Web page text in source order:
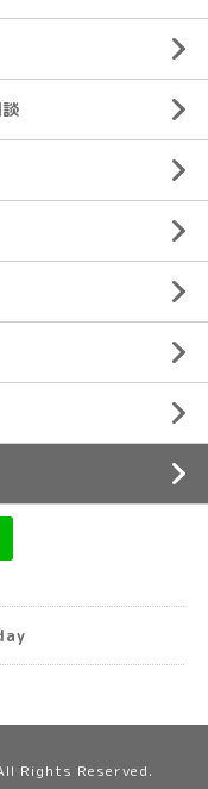
Rights Reserved.